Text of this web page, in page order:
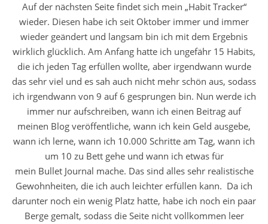
Auf der nächsten Seite findet sich mein „Habit Tracker“
wieder. Diesen habe ich seit Oktober immer und immer
wieder geändert und langsam bin ich mit dem Ergebnis
wirklich glücklich. Am Anfang hatte ich ungefähr 15 Habits,
die ich jeden Tag erfüllen wollte, aber irgendwann wurde
das sehr viel und es sah auch nicht mehr schön aus, sodass
ich irgendwann von 9 auf 6 gesprungen bin. Nun werde ich
immer nur aufschreiben, wann ich einen Beitrag auf
meinen Blog veröffentliche, wann ich kein Geld ausgebe,
wann ich lerne, wann ich 10.000 Schritte am Tag, wann ich
um 10 zu Bett gehe und wann ich etwas für
mein Bullet Journal mache. Das sind alles sehr realistische
Gewohnheiten, die ich auch leichter erfüllen kann. Da ich
darunter noch ein wenig Platz hatte, habe ich noch ein paar
Berge gemalt, sodass die Seite nicht vollkommen leer